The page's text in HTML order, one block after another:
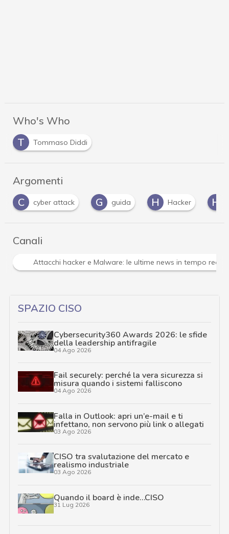
Who's Who
T
Tommaso Diddi
Argomenti
C
cyber attack G guida H Hacker H
Canali
Attacchi hacker e Malware: le ultime news in tempo
SPAZIO CISO
Cybersecurity360 Awards 2026: le sfide
della leadership antifragile
04 Ago 2026
Fail securely: perché la vera sicurezza si
misura quando i sistemi falliscono
04 Ago 2026
Falla in Outlook: apri un’e-mail e ti
infettano, non servono più link o allegati
03 Ago 2026
CISO tra svalutazione del mercato e
realismo industriale
03 Ago 2026
Quando il board è inde…CISO
31 Lug 2026